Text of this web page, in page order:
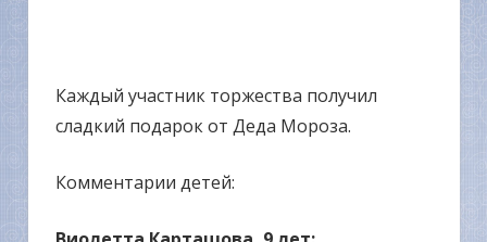
Каждый участник торжества получил
сладкий подарок от Деда Мороза.
Комментарии детей: